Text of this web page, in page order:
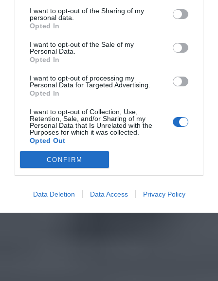
I want to opt-out of the Sharing of my
personal data.
Opted In
I want to opt-out of the Sale of my
Personal Data.
Opted In
I want to opt-out of processing my
Personal Data for Targeted Advertising.
Opted In
I want to opt-out of Collection, Use,
Retention, Sale, and/or Sharing of my
Personal Data that Is Unrelated with the
Purposes for which it was collected.
Opted Out
CONFIRM
Data Deletion Data Access Privacy Policy